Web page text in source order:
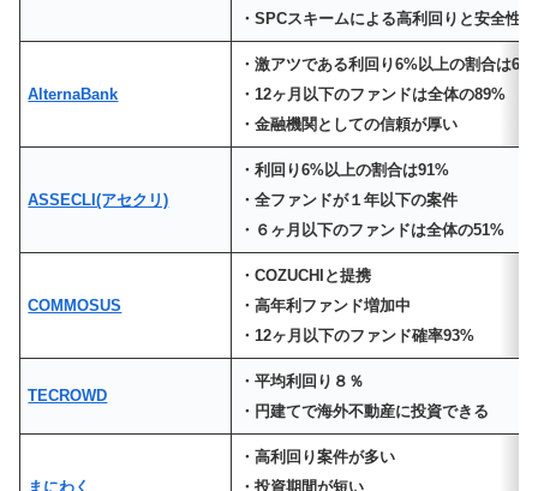
・SPCスキームによる高利回りと安全性
AlternaBank
・激アツである利回り6%以上の割合は
・12ヶ月以下のファンドは全体の89%
・金融機関としての信頼が厚い
ASSECLI(アセクリ)
・利回り6%以上の割合は91%
・全ファンドが１年以下の案件
・６ヶ月以下のファンドは全体の51%
COMMOSUS
・COZUCHIと提携
・高年利ファンド増加中
・12ヶ月以下のファンド確率93%
TECROWD
・平均利回り８％
・円建てで海外不動産に投資できる
まにわく
・高利回り案件が多い
・投資期間が短い